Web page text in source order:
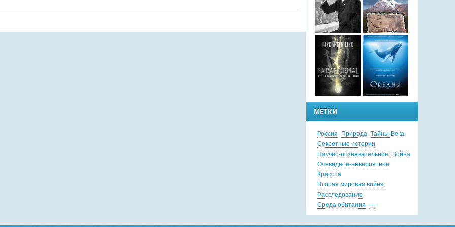
МЕТКИ
Россия Природа Тайны Века
Секретные истории
Научно-познавательное
Война
Очевидное-невероятное
Красота
Вторая мировая война
Расследование
Среда обитания ---